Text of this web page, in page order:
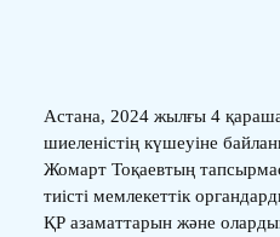
Астана, 2024 жылғы 4
шиеленістің күшеуіне
Жомарт Тоқаевтың
тиісті мемлекеттік
ҚР азаматтарын және